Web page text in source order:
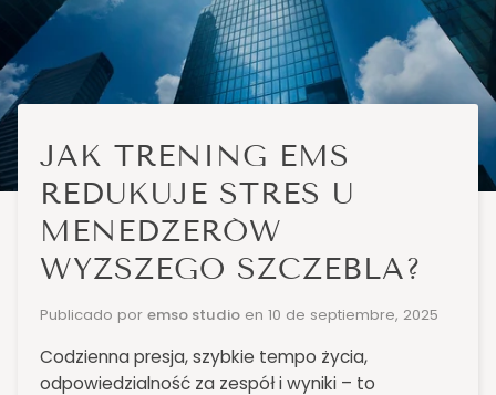
JAK TRENING EMS
REDUKUJE STRES U
MENEDŻERÓW
WYŻSZEGO SZCZEBLA?
Publicado por emso studio en 10 de septiembre, 2025
Codzienna presja, szybkie tempo życia,
odpowiedzialność za zespół i wyniki – to